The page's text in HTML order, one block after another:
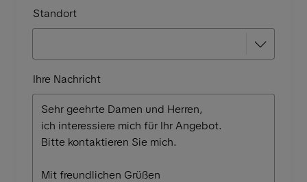
Standort
Ihre Nachricht